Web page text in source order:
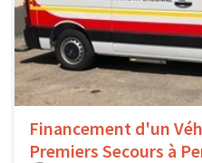
Financement d'un
Premiers Secours à